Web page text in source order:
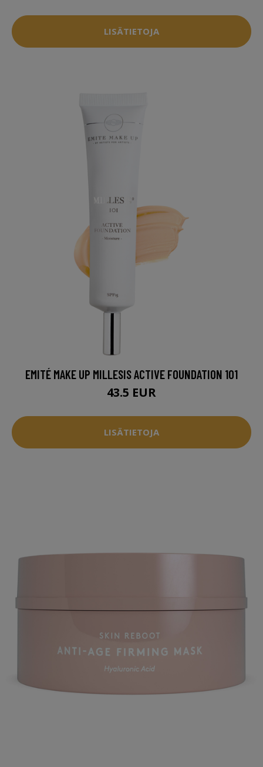
LISÄTIETOJA
EMITÉ MAKE UP MILLESIS ACTIVE FOUNDATION 101
43.5 EUR
LISÄTIETOJA